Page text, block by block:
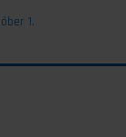
1.